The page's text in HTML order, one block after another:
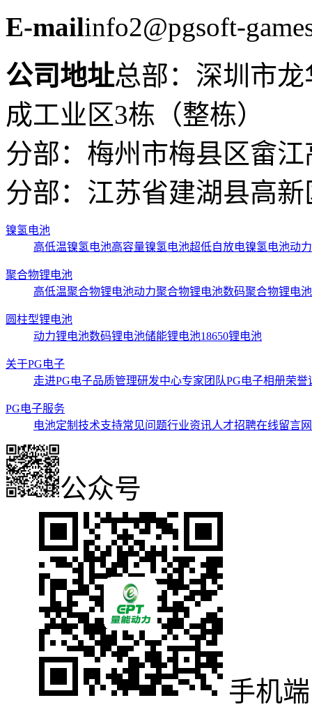
E-mailinfo2@pgsoft-
公司地址总部：深圳市
成工业区3栋（整栋）
分部：梅州市梅县区畲
分部：江苏省建湖县高
镍氢电池
高低温镍氢电池高容量镍氢电池超低自放电镍氢电池动
聚合物锂电池
高低温聚合物锂电池动力聚合物锂电池数码聚合物锂电池
圆柱型锂电池
动力锂电池数码锂电池储能锂电池18650锂电池
关于PG电子
走进PG电子品质管理研发中心专家团队PG电子相册荣誉
PG电子服务
电池定制 技术支持常见问题行业资讯人才招聘在线留言
公众号
手机端